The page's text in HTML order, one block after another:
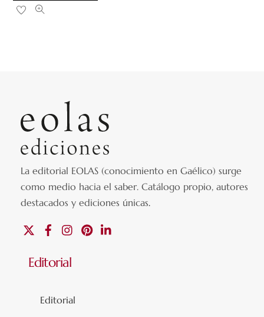
La editorial EOLAS (conocimiento en Gaélico) surge
como medio hacia el saber.Catálogo propio, autores
destacados y ediciones únicas.
FacebookInstagramPinterest
Editorial
Editorial